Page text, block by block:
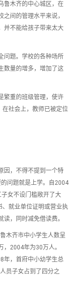
鲁木齐的中心城区，在
间的管理水平来说，
并不能给孩子带来太大
问题。学校的各种场所
数量的增多，增加了这
繁重的班级管理，使许
在社会上，教师已被定位
因，不得不提到一个特
问题就是上学。自2004
女不设门槛敞开了大
、就业单位证明或营业执
，同时减免借读费。
木齐市中小学生人数呈
2004年为30万人。
年，首府中小幼学生总
员子女占到了四分之